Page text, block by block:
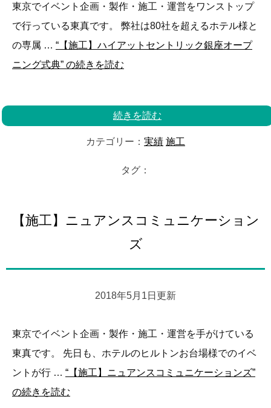
東京でイベント企画・製作・施工・運営をワンストップ
で行っている東真です。 弊社は80社を超えるホテル様と
の専属 … “【施工】ハイアットセントリック銀座オープ
ニング式典” の続きを読む
続きを読む
カテゴリー： 実績 施工
タグ：
【施工】ニュアンスコミュニケーション
ズ
2018年5月1日更新
東京でイベント企画・製作・施工・運営を手がけている
東真です。 先日も、ホテルのヒルトンお台場様でのイベ
ントが行 … “【施工】ニュアンスコミュニケーションズ”
の続きを読む